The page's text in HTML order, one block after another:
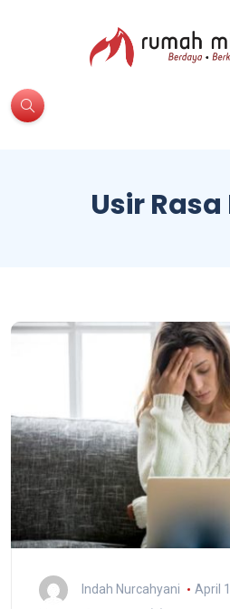
Usir
Indah Nurcahyani
April